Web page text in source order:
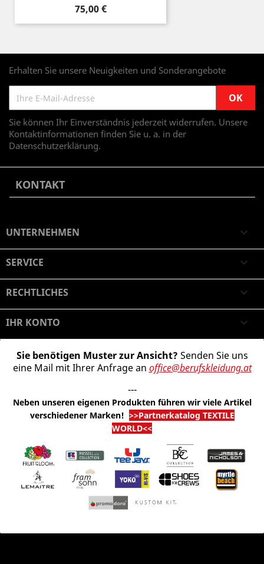
Preis
75,00 €
Erhalten Sie unsere Neuigkeiten und Sonderangebote
Sie können Ihr Einverständnis jederzeit widerrufen. Unsere
Kontaktinformationen finden Sie u. a. in der
Datenschutzerklärung.
KONTAKT
UNTERNEHMEN 
SERVICE 
RECHTLICHES 
IHR KONTO 
Sie benötigen Muster zur Ansicht? Senden Sie uns
eine Mail mit Ihrer Anfrage an office@berufskleidung.at
---
Neben unseren eigenen Produkten führen wir viele Artikel
verschiedener Marken! >>Partnerkatalog TEXTILE
WORLD<<